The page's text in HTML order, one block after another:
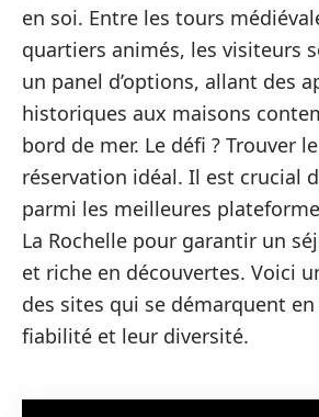
en soi. Entre les tours
quartiers animés, les visiteurs
un panel d’options, allant des
historiques aux maisons
bord de mer. Le défi ? Trouver
réservation idéal. Il est crucial
parmi les meilleures
La Rochelle pour garantir un
et riche en découvertes. Voici
des sites qui se démarquent
fiabilité et leur diversité.